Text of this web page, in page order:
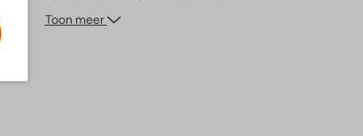
gezellige picknick met vriendinnen. Met de
Toon meer